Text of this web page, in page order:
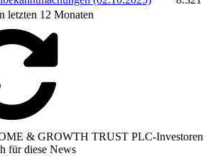
letzten 12 Monaten
& GROWTH TRUST PLC-Investoren
für diese News